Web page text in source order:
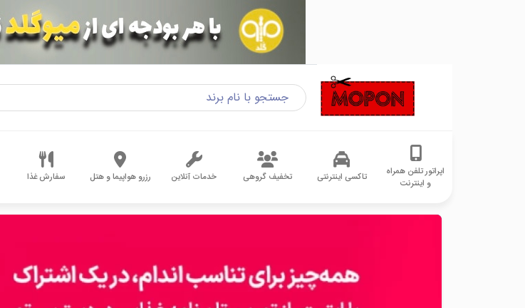
اپراتور تلفن همراه
و اینترنت
تاکسی اینترنتی تخفیف گروهی خدمات آنلاین رزرو هواپیما و هتل سفارش غذا